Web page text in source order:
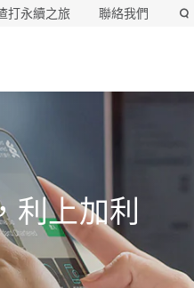
打永續之旅 聯絡我們
利上加利